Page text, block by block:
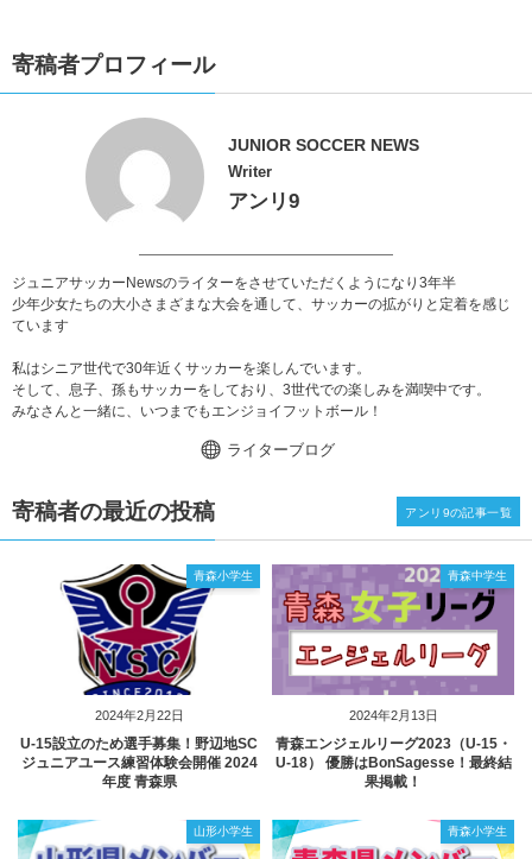
寄稿者プロフィール
JUNIOR SOCCER NEWS
Writer
アンリ9
ジュニアサッカーNewsのライターをさせていただくようになり3年半
少年少女たちの大小さまざまな大会を通して、サッカーの拡がりと定着を感じ
ています
私はシニア世代で30年近くサッカーを楽しんでいます。
そして、息子、孫もサッカーをしており、3世代での楽しみを満喫中です。
みなさんと一緒に、いつまでもエンジョイフットボール！
ライターブログ
寄稿者の最近の投稿
2024年2月22日
青森小学生
U-15設立のため選手募集！野辺地SC
ジュニアユース練習体験会開催 2024
年度 青森県
2024年2月13日
青森中学生
青森エンジェルリーグ2023（U-15・
U-18） 優勝はBonSagesse！最終結
果掲載！
山形小学生 青森小学生
アンリ9の記事一覧